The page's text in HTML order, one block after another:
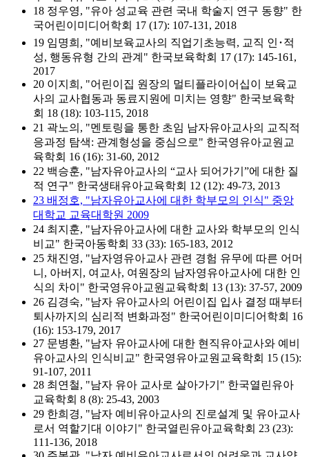
18 정우영, "유아 성교육 관련 국내 학술지 연구 동향" 한
국어린이미디어학회 17 (17): 107-131, 2018
19 임명희, "예비보육교사의 직업기초능력, 교직 인･적
성, 행동유형 간의 관계" 한국보육학회 17 (17): 145-161,
2017
20 이지희, "어린이집 원장의 멀티플라이어십이 보육교
사의 교사협동과 동료지원에 미치는 영향" 한국보육학
회 18 (18): 103-115, 2018
21 곽노의, "멘토링을 통한 초임 남자유아교사의 교직적
응과정 탐색: 관계형성을 중심으로" 한국영유아교원교
육학회 16 (16): 31-60, 2012
22 백승훈, "남자유아교사의 “교사 되어가기”에 대한 질
적 연구" 한국생태유아교육학회 12 (12): 49-73, 2013
23 배정호, "남자유아교사에 대한 학부모의 인식" 중앙
대학교 교육대학원 2009
24 최지훈, "남자유아교사에 대한 교사와 학부모의 인식
비교" 한국아동학회 33 (33): 165-183, 2012
25 채진영, "남자영유아교사 관련 경험 유무에 따른 어머
니, 아버지, 여교사, 여원장의 남자영유아교사에 대한 인
식의 차이" 한국영유아교원교육학회 13 (13): 37-57, 2009
26 김경숙, "남자 유아교사의 어린이집 입사 결정 때부터
퇴사까지의 심리적 변화과정" 한국어린이미디어학회 16
(16): 153-179, 2017
27 문병환, "남자 유아교사에 대한 현직유아교사와 예비
유아교사의 인식비교" 한국영유아교원교육학회 15 (15):
91-107, 2011
28 최연철, "남자 유아 교사로 살아가기" 한국열린유아
교육학회 8 (8): 25-43, 2003
29 한희경, "남자 예비유아교사의 진로설계 및 유아교사
로서 역할기대 이야기" 한국열린유아교육학회 23 (23):
111-136, 2018